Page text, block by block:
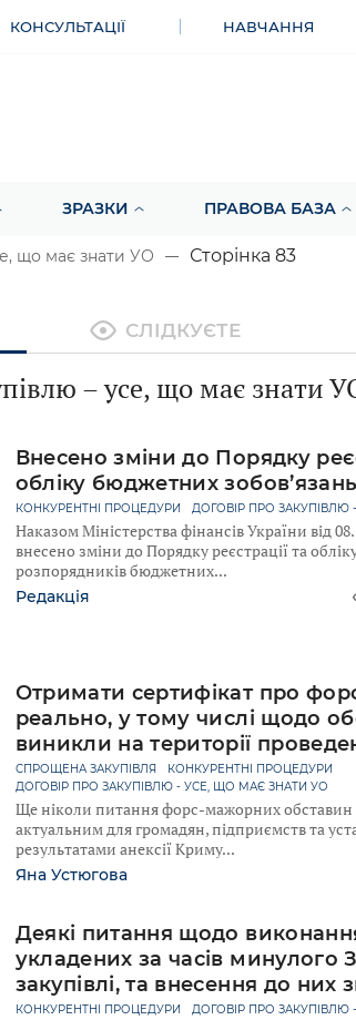
КОНСУЛЬТАЦІЇ НАВЧАННЯ
ЗРАЗКИ ПРАВОВА БАЗА
що має знати УО Сторінка 83
СЛІДКУЄТЕ
– усе, що має знати
Внесено зміни до Порядку
обліку бюджетних зобов’язань
КОНКУРЕНТНІ ПРОЦЕДУРИ ДОГОВІР ПРО
Наказом Міністерства фінансів України від
внесено зміни до Порядку реєстрації та
розпорядників бюджетних
Редакція
Отримати сертифікат про
реально, у тому числі щодо
виникли на території
СПРОЩЕНА ЗАКУПІВЛЯ
КОНКУРЕНТНІ ПРОЦЕДУРИ
ДОГОВІР ПРО ЗАКУПІВЛЮ - УСЕ, ЩО МАЄ ЗНАТИ УО
Ще ніколи питання форс-мажорних обставин
актуальним для громадян, підприємств та
результатами анексії Криму
Яна Устюгова
Деякі питання щодо
укладених за часів минулого
закупівлі, та внесення до них
КОНКУРЕНТНІ ПРОЦЕДУРИ ДОГОВІР ПРО